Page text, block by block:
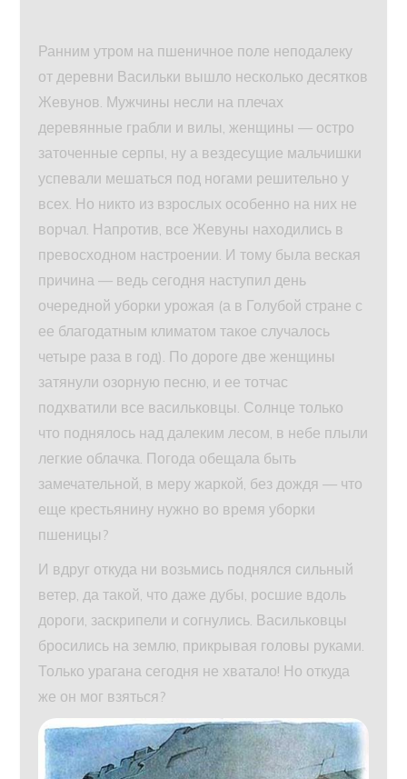
Ранним утром на пшеничное поле неподалеку
от деревни Васильки вышло несколько десятков
Жевунов. Мужчины несли на плечах
деревянные грабли и вилы, женщины — остро
заточенные серпы, ну а вездесущие мальчишки
успевали мешаться под ногами решительно у
всех. Но никто из взрослых особенно на них не
ворчал. Напротив, все Жевуны находились в
превосходном настроении. И тому была веская
причина — ведь сегодня наступил день
очередной уборки урожая (а в Голубой стране с
ее благодатным климатом такое случалось
четыре раза в год). По дороге две женщины
затянули озорную песню, и ее тотчас
подхватили все васильковцы. Солнце только
что поднялось над далеким лесом, в небе плыли
легкие облачка. Погода обещала быть
замечательной, в меру жаркой, без дождя — что
еще крестьянину нужно во время уборки
пшеницы?
И вдруг откуда ни возьмись поднялся сильный
ветер, да такой, что даже дубы, росшие вдоль
дороги, заскрипели и согнулись. Васильковцы
бросились на землю, прикрывая головы руками.
Только урагана сегодня не хватало! Но откуда
же он мог взяться?